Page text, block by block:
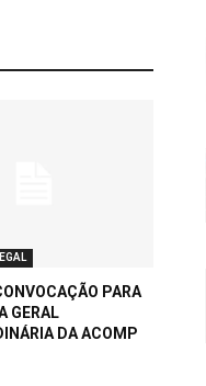
PARA
GERAL
DA ACOMP